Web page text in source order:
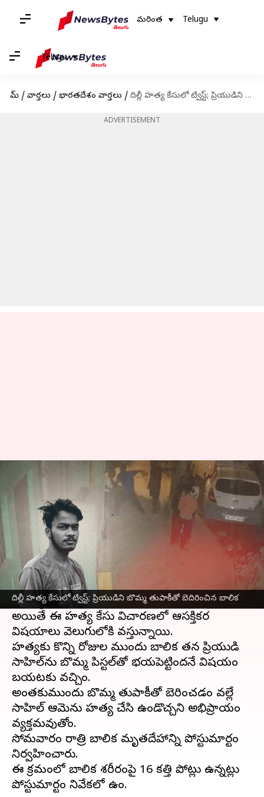
మరింత Telugu
Telugu
హోమ్ / వార్తలు / భారతదేశం వార్తలు / దిల్లీ హత్య కేసులో ట్విస్ట్; ప్రియుడిని బొమ్మ తుపాకీతో బెదిరించిన బాలిక
ADVERTISEMENT
దిల్లీ హత్య కేసులో ట్విస్ట్; ప్రియుడిని బొమ్మ తుపాకీతో బెదిరించిన బాలిక
దిల్లీ హత్య కేసులో ట్విస్ట్; ప్రియుడిని
బొమ్మ తుపాకీతో బెదిరించిన బాలిక
Stalin May 30, 2023 11:39 am
ఈ వార్తాకథనం ఏంటి
దిల్లీలోని షహబాద్‌లో తన ప్రియుడి చేతిలో 16ఏళ్ల
బాలిక దారుణహత్యకు గురైన సంఘటన
దేశవ్యాప్తంగా సంచలనంగా మారింది.
అయితే ఈ హత్య కేసు విచారణలో ఆసక్తికర
విషయాలు వెలుగులోకి వస్తున్నాయి.
హత్యకు కొన్ని రోజుల ముందు బాలిక తన ప్రియుడి
సాహిల్‌ను బొమ్మ పిస్టల్‌తో భయపెట్టిందనే విషయం
బయటకు వచ్చింది.
అంతకుముందు బొమ్మ తుపాకీతో బెదిరించడం వల్లే
సాహిల్ ఆమెను హత్య చేసి ఉండొచ్చని అభిప్రాయం
వ్యక్తమవుతోంది.
సోమవారం రాత్రి బాలిక మృతదేహాన్ని పోస్టుమార్టం
నిర్వహించారు.
ఈ క్రమంలో బాలిక శరీరంపై 16 కత్తి పోట్లు ఉన్నట్లు